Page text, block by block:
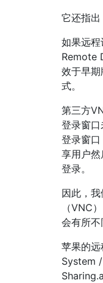
它还指出
如果远
Remote
效于早
式。
第三方
登录窗
登录窗
享用户
登录。
因此，
（VNC
会有所不
苹果的
System